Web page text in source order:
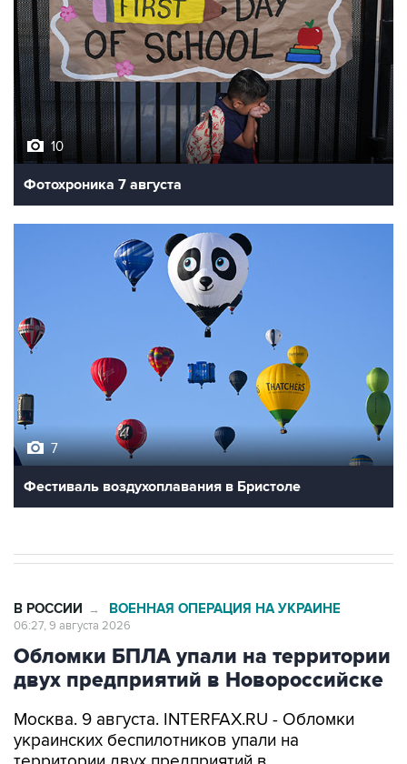
10
Фотохроника 7 августа
7
Фестиваль воздухоплавания в Бристоле
В РОССИИ → ВОЕННАЯ ОПЕРАЦИЯ НА УКРАИНЕ
06:27, 9 августа 2026
Обломки БПЛА упали на территории
двух предприятий в Новороссийске
Москва. 9 августа. INTERFAX.RU - Обломки
украинских беспилотников упали на